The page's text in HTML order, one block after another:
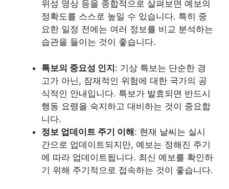
위성 영상 등을 종합적으로 살펴보면 예보의
정확도를 스스로 높일 수 있습니다. 특히 중
요한 일정 전에는 여러 정보를 비교 분석하는
습관을 들이는 것이 좋습니다.
특보의 중요성 인지: 기상 특보는 단순한 경
고가 아닌, 잠재적인 위험에 대한 국가의 공
식적인 안내입니다. 특보가 발효되면 반드시
행동 요령을 숙지하고 대비하는 것이 중요합
니다.
정보 업데이트 주기 이해: 현재 날씨는 실시
간으로 업데이트되지만, 예보는 정해진 주기
에 따라 업데이트됩니다. 최신 예보를 확인하
기 위해 주기적으로 접속하는 것이 좋습니다.